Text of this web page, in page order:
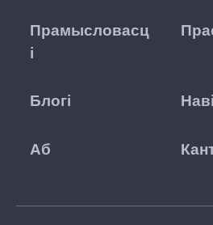
Прамысловасц
і
Блогі
Аб